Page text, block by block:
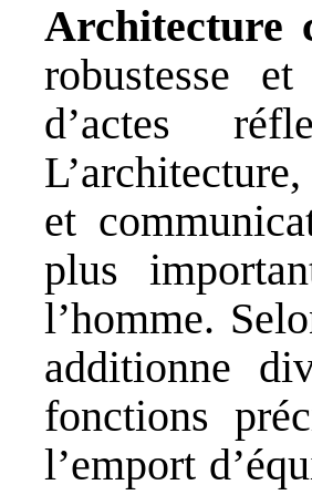
Architecture
robustesse
d’actes
et
plus
l’homme.
additionne
fonctions
l’emport